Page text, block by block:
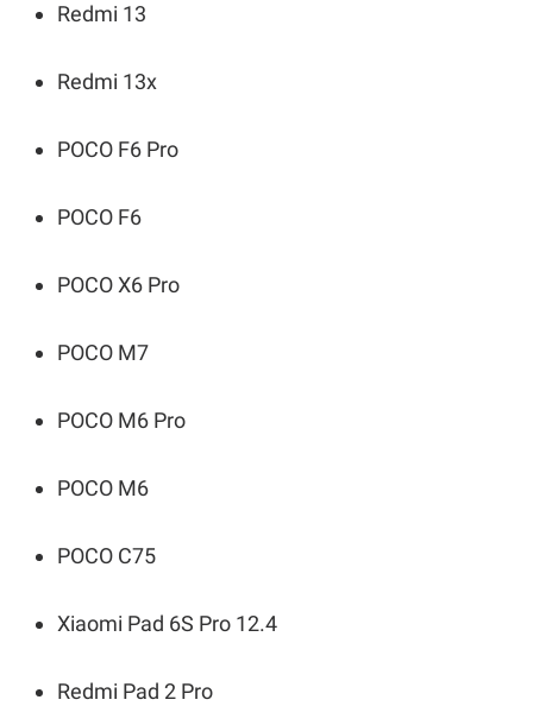
Redmi 13
Redmi 13x
POCO F6 Pro
POCO F6
POCO X6 Pro
POCO M7
POCO M6 Pro
POCO M6
POCO C75
Xiaomi Pad 6S Pro 12.4
Redmi Pad 2 Pro